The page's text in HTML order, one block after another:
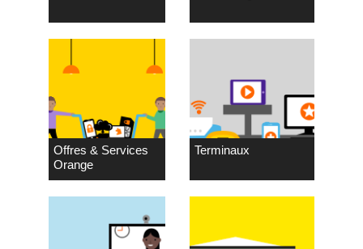
Offres & Services
Orange
Terminaux